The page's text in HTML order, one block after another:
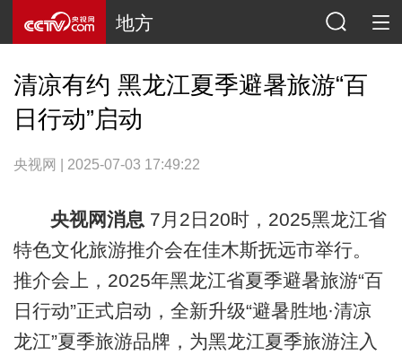
地方
清凉有约 黑龙江夏季避暑旅游“百
日行动”启动
央视网 | 2025-07-03 17:49:22
央视网消息 7月2日20时，2025黑龙江省
特色文化旅游推介会在佳木斯抚远市举行。
推介会上，2025年黑龙江省夏季避暑旅游“百
日行动”正式启动，全新升级“避暑胜地·清凉
龙江”夏季旅游品牌，为黑龙江夏季旅游注入